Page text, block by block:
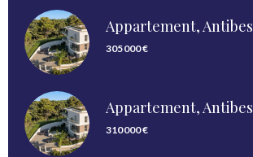
Appartement, Antibes
305 000 €
Appartement, Antibes
310 000 €